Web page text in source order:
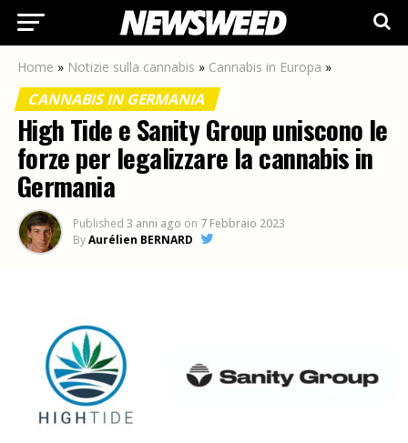
Home » Notizie sulla cannabis » Cannabis in Europa »
CANNABIS IN GERMANIA
High Tide e Sanity Group uniscono le
forze per legalizzare la cannabis in
Germania
Published 3 anni ago on 7 Febbraio 2023
ByAurélien BERNARD